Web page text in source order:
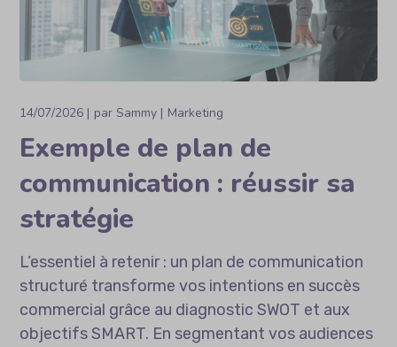
14/07/2026 parSammy Marketing
Exemple de plan de
communication : réussir sa
stratégie
L’essentiel à retenir : un plan de communication
structuré transforme vos intentions en succès
commercial grâce au diagnostic SWOT et aux
objectifs SMART. En segmentant vos audiences